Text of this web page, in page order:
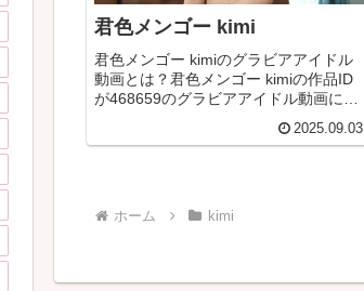
君色メンゴー kimi
君色メンゴー kimiのグラビアアイドル
動画とは？君色メンゴー kimiの作品ID
が468659のグラビアアイドル動画につ
いて今回は詳しく紐解いていきます！
無料サンプル＆フル動画を見る君色メ
2025.09.03
ホーム kimi